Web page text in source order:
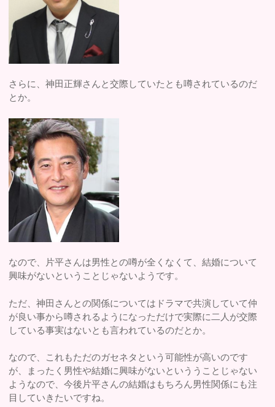
さらに、神田正輝さんと交際していたとも噂されているのだ
とか。
なので、片平さんは男性との噂が全くなくて、結婚について
興味がないということじゃないようです。
ただ、神田さんとの関係についてはドラマで共演していて仲
が良い事から噂されるようになっただけで実際に二人が交際
している事実はないとも言われているのだとか。
なので、これもただのガセネタという可能性が高いのです
が、まったく男性や結婚に興味がないといううことじゃない
ようなので、今後片平さんの結婚はもちろん男性関係にも注
目していきたいですね。